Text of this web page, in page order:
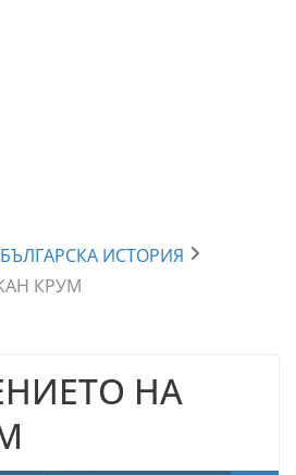
БЪЛГАРСКА ИСТОРИЯ
КРУМ
НА